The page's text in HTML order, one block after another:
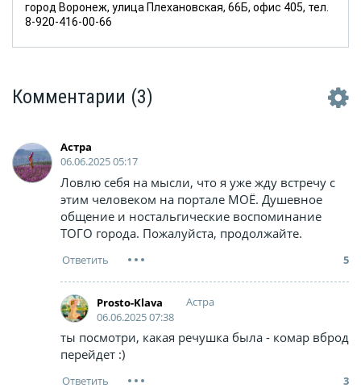
город Воронеж, улица Плехановская, 66Б, офис 405, тел.
8-920-416-00-66
Комментарии (3)
Астра
06.06.2025 05:17
Ловлю себя на мысли, что я уже жду встречу с
этим человеком на портале МОЁ. Душевное
общение и ностальгические воспоминание
ТОГО города. Пожалуйста, продолжайте.
5
Prosto-Klava
Астра
06.06.2025 07:38
ты посмотри, какая речушка была - комар вброд
перейдет :)
3